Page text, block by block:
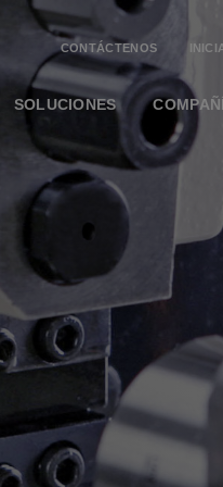
CONTÁCTENOS
SOLUCIONES